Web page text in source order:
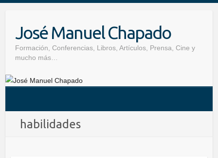
José Manuel Chapado
Formación, Conferencias, Libros, Artículos, Prensa, Cine y
mucho más…
habilidades